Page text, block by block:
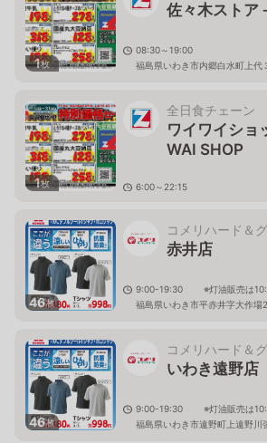
1枚
佐々木ストア
08:30～19:00
福島県いわき市内郷白水町上代
1枚
全日食チェーン
ワイワイシ
WAI SHOP
6:00～22:15
46枚
コメリハード＆
赤井店
9:00-19:30 ※灯油販売は
福島県いわき市平赤井字大作場
46枚
コメリハード＆
いわき遠野店
9:00-19:30 ※灯油販売は
福島県いわき市遠野町上遠野川